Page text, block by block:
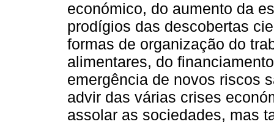
económico, do aumento da
prodígios das descobertas
formas de organização do
alimentares, do
emergência de novos riscos
advir das várias crises
assolar as sociedades, mas